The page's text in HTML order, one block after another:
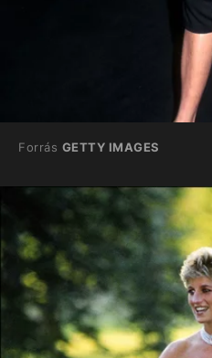
Forrás GETTY IMAGES